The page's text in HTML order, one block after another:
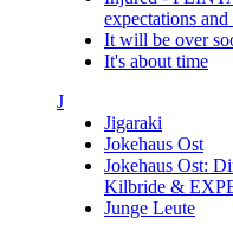
expectations
It will be over
It's about time
J
Jigaraki
Jokehaus Ost
Jokehaus Ost:
Kilbride &
Junge Leute